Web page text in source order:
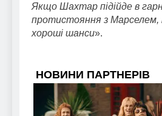
Якщо Шахтар підійде в
протистояння з Марселем,
хороші шанси».